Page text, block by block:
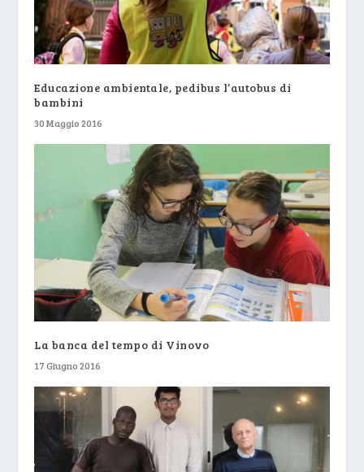
Educazione ambientale, pedibus l’autobus di
bambini
30 Maggio 2016
La banca del tempo di Vinovo
17 Giugno 2016